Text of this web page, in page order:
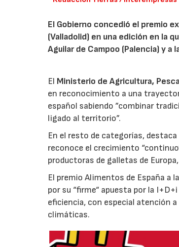
El Gobierno concedió el premio
(Valladolid) en una edición en la
Aguilar de Campoo (Palencia) y
El Ministerio de Agricultura,
en reconocimiento a una
español sabiendo ”combinar
ligado al territorio”.
En el resto de categorías,
reconoce el crecimiento
productoras de galletas de
El premio Alimentos de España a la
por su “firme“ apuesta por la
eficiencia, con especial atención
climáticas.